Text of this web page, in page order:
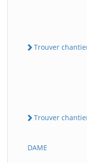
Trouver
Trouver
DAME